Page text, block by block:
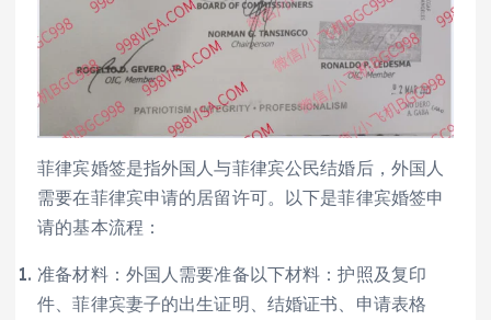
菲律宾婚签是指外国人与菲律宾公民结婚后，外国人
需要在菲律宾申请的居留许可。以下是菲律宾婚签申
请的基本流程：
准备材料：外国人需要准备以下材料：护照及复印
件、菲律宾妻子的出生证明、结婚证书、申请表格